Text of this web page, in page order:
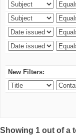
New Filters:
Showing 1 out of a